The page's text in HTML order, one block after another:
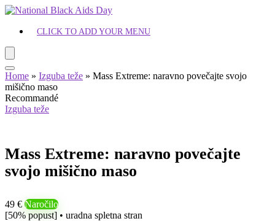
CLICK TO ADD YOUR MENU
Home » Izguba teže » Mass Extreme: naravno povečajte svojo
mišično maso
Recommandé
Izguba teže
Mass Extreme: naravno povečajte
svojo mišično maso
49 € Naročilo
[50% popust] • uradna spletna stran